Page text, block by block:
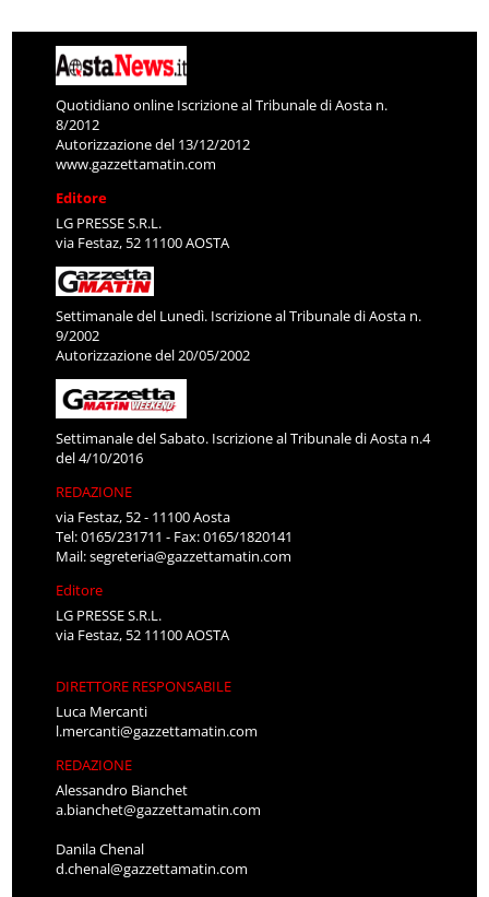
Quotidiano online Iscrizione al Tribunale di Aosta n.
8/2012
Autorizzazione del 13/12/2012
www.gazzettamatin.com
Editore
LG PRESSE S.R.L.
via Festaz, 52 11100 AOSTA
Settimanale del Lunedì. Iscrizione al Tribunale di Aosta n.
9/2002
Autorizzazione del 20/05/2002
Settimanale del Sabato. Iscrizione al Tribunale di Aosta n.4
del 4/10/2016
REDAZIONE
via Festaz, 52 - 11100 Aosta
Tel: 0165/231711 - Fax: 0165/1820141
Mail:segreteria@gazzettamatin.com
Editore
LG PRESSE S.R.L.
via Festaz, 52 11100 AOSTA
DIRETTORE RESPONSABILE
Luca Mercanti
l.mercanti@gazzettamatin.com
REDAZIONE
Alessandro Bianchet
a.bianchet@gazzettamatin.com
Danila Chenal
d.chenal@gazzettamatin.com